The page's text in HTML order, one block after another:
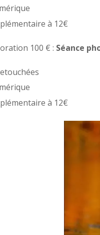
à 12€
100 € : Séance
à 12€